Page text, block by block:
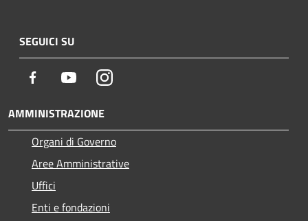
SEGUICI SU
Facebook YoutubeInstagram
AMMINISTRAZIONE
Organi di Governo
Aree Amministrative
Uffici
Enti e fondazioni